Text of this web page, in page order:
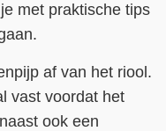
met praktische tips
af van het riool.
vast voordat het
ook een